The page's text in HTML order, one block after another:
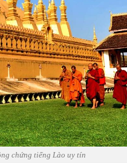
chứng tiếng Lào uy tín